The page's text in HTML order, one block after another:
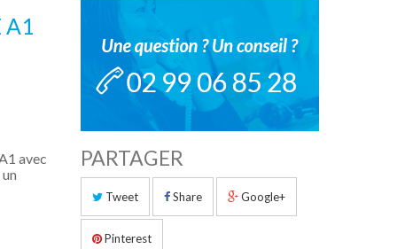
A1
avec
PARTAGER
Tweet Share Google+
Pinterest